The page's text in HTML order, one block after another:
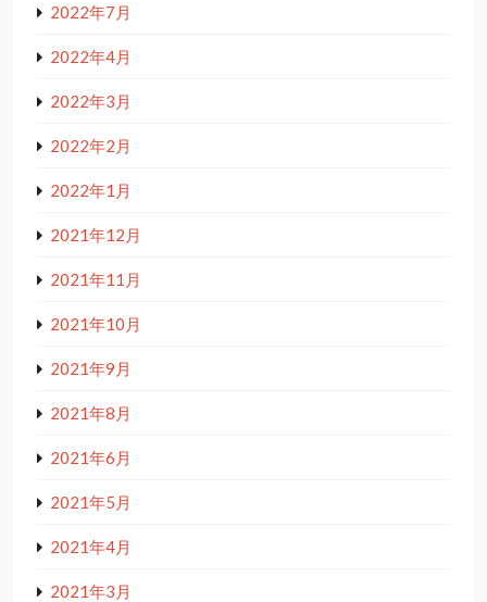
2022年7月
2022年4月
2022年3月
2022年2月
2022年1月
2021年12月
2021年11月
2021年10月
2021年9月
2021年8月
2021年6月
2021年5月
2021年4月
2021年3月